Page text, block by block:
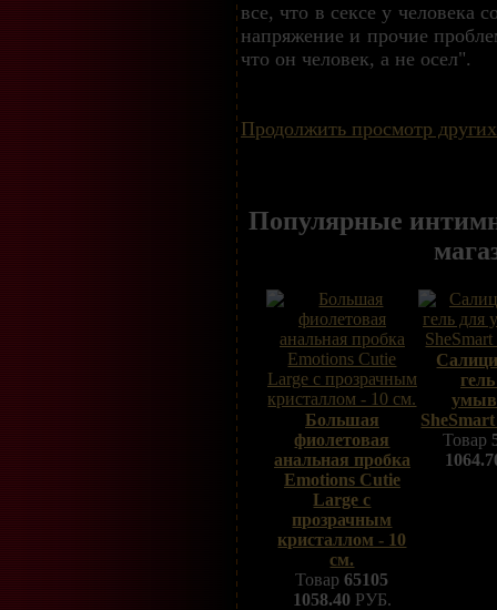
все, что в сексе у человека
напряжение и прочие
что он человек, а не осел".
Продолжить просмотр
Популярные
Большая
фиолетовая
анальная пробка
Emotions Cutie
Large с
прозрачным
кристаллом - 10
см.
Товар65105
1058.40 РУБ.
Товар